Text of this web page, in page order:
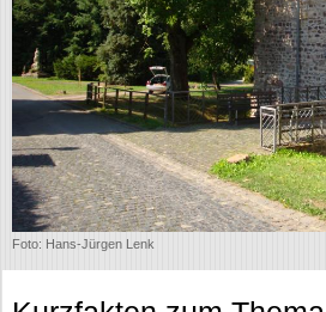
Foto: Hans-Jürgen Lenk